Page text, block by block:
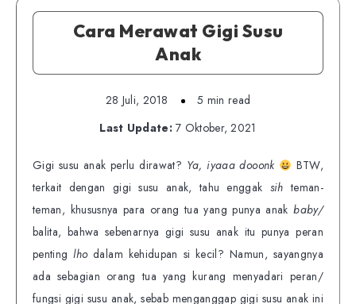
Cara Merawat Gigi Susu
Anak
28 Juli, 2018
5 min read
Last Update:7 Oktober, 2021
Gigi susu anak perlu dirawat? Ya, iyaaa dooonk
BTW,
terkait dengan gigi susu anak, tahu enggak sihteman-
teman, khususnya para orang tua yang punya anakbaby/
balita, bahwa sebenarnya gigi susu anak itu punya peran
pentinglhodalam kehidupan si kecil? Namun, sayangnya
ada sebagian orang tua yang kurang menyadari peran/
fungsi gigi susu anak, sebab menganggap gigi susu anak ini